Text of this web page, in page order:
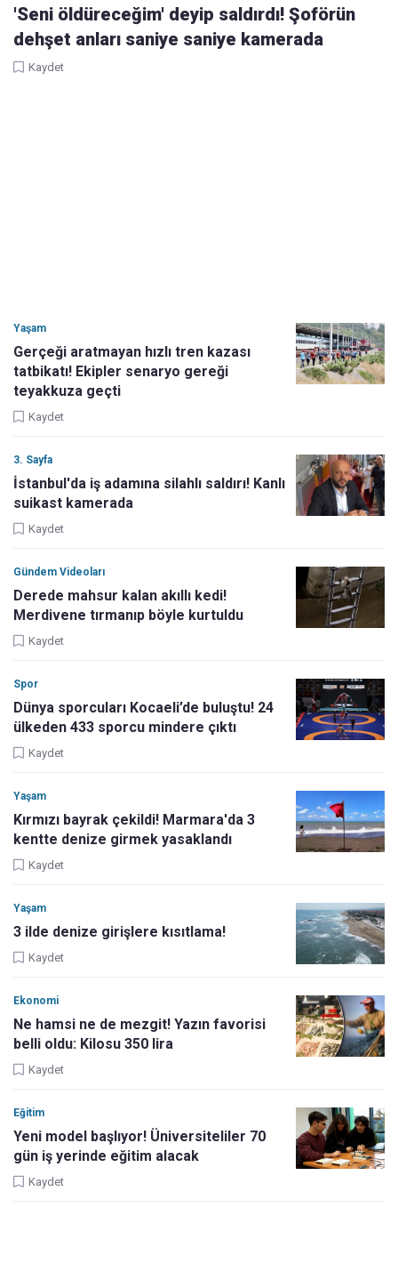
'Seni öldüreceğim' deyip saldırdı! Şoförün
dehşet anları saniye saniye kamerada
Kaydet
Yaşam
Gerçeği aratmayan hızlı tren kazası
tatbikatı! Ekipler senaryo gereği
teyakkuza geçti
Kaydet
3. Sayfa
İstanbul'da iş adamına silahlı saldırı! Kanlı
suikast kamerada
Kaydet
Gündem Videoları
Derede mahsur kalan akıllı kedi!
Merdivene tırmanıp böyle kurtuldu
Kaydet
Spor
Dünya sporcuları Kocaeli’de buluştu! 24
ülkeden 433 sporcu mindere çıktı
Kaydet
Yaşam
Kırmızı bayrak çekildi! Marmara'da 3
kentte denize girmek yasaklandı
Kaydet
Yaşam
3 ilde denize girişlere kısıtlama!
Kaydet
Ekonomi
Ne hamsi ne de mezgit! Yazın favorisi
belli oldu: Kilosu 350 lira
Kaydet
Eğitim
Yeni model başlıyor! Üniversiteliler 70
gün iş yerinde eğitim alacak
Kaydet